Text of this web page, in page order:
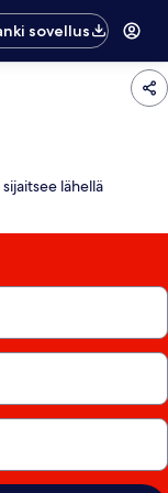
sovellus
lähellä